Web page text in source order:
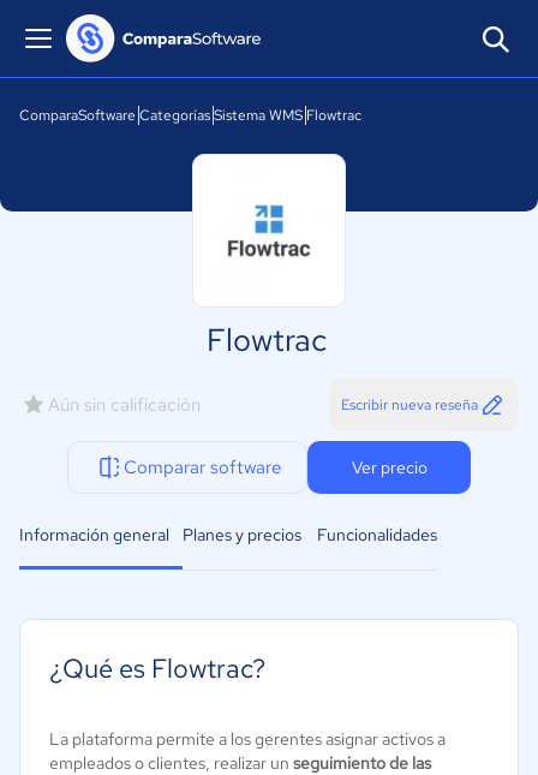
ComparaSoftware CategoríasSistema WMS Flowtrac
Flowtrac
Aún sin calificación Escribir nueva reseña
Comparar software Ver precio
Información general Planes y precios Funcionalidades
¿Qué es Flowtrac?
La plataforma permite a los gerentes asignar activos a
empleados o clientes, realizar un seguimiento de las